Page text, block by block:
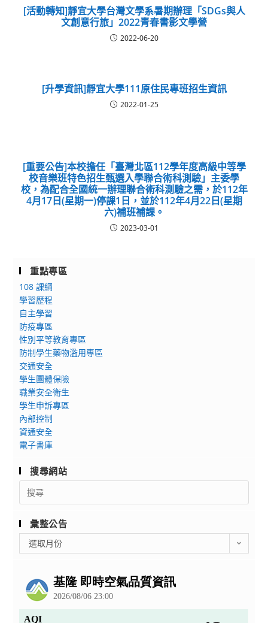
[活動轉知]靜宜大學台灣文學系暑期辦理「SDGs與人
文創意行旅」2022青春書影文學營
2022-06-20
[升學資訊]靜宜大學111原住民專班招生資訊
2022-01-25
[重要公告]本校擔任「臺灣北區112學年度高級中等學
校音樂班特色招生甄選入學聯合術科測驗」主委學
校，為配合全國統一辦理聯合術科測驗之需，於112年
4月17日(星期一)停課1日，並於112年4月22日(星期
六)補班補課。
2023-03-01
重點專區
108 課綱
學習歷程
自主學習
防疫專區
性別平等教育專區
防制學生藥物濫用專區
交通安全
學生團體保險
職業安全衛生
學生申訴專區
內部控制
資通安全
電子書庫
搜尋網站
Search
for:
彙整公告
整
選取月份